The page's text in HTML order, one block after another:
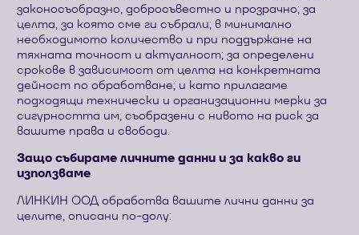
законосъобразно, добросъвестно и прозрачно; за
целта, за която сме ги събрали; в минимално
необходимото количество и при поддържане на
тяхната точност и актуалност; за определени
срокове в зависимост от целта на конкретната
дейност по обработване; и като прилагаме
подходящи технически и организационни мерки за
сигурността им, съобразени с нивото на риск за
вашите права и свободи.
Защо събираме личните данни и за какво ги
използваме
ЛИНКИН ООД обработва вашите лични данни за
целите, описани по-долу: